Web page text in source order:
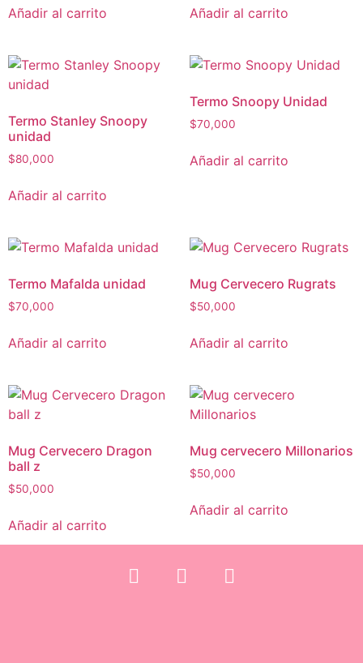
Añadir al carrito Añadir al carrito
Termo Stanley Snoopy
unidad
$80,000
Añadir al carrito
Termo Snoopy Unidad
$70,000
Añadir al carrito
Termo Mafalda unidad
$70,000
Añadir al carrito
Mug Cervecero Rugrats
$50,000
Añadir al carrito
Mug Cervecero Dragon
ball z
$50,000
Añadir al carrito
Mug cervecero Millonarios
$50,000
Añadir al carrito